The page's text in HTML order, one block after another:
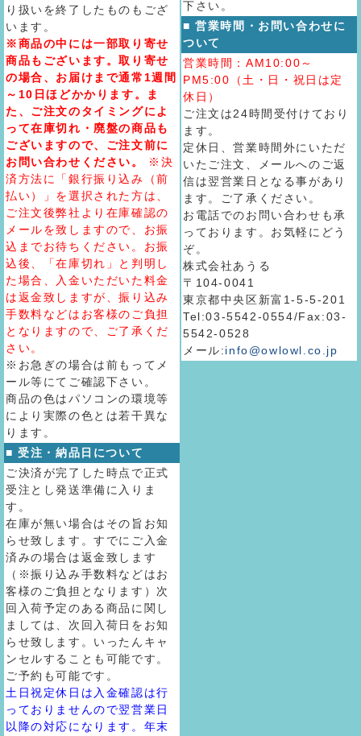
り扱いを終了したものもござ
います。
※商品の中には一部取り寄せ
商品もございます。取り寄せ
の場合、お届けまで通常1週間
～10日ほどかかります。ま
た、ご注文のタイミングによ
って在庫切れ・廃盤の商品も
ございますので、ご注文前に
お問い合わせください。
※決
済方法に「銀行振り込み（前
払い）」を選択された方は、
ご注文後弊社より在庫確認の
メールを致しますので、お振
込までお待ちください。お振
込後、「在庫切れ」と判明し
た場合、入金いただいた料金
は返金致しますが、振り込み
手数料などはお客様のご負担
となりますので、ご了承くだ
さい。
※お急ぎの場合は前もってメ
ール等にてご確認下さい。
商品の色はパソコンの環境等
により実際の色とは若干異な
ります。
■ 受注・納品日について
ご決済が完了した時点で正式
受注とし発送準備に入りま
す。
在庫が無い場合はその旨お知
らせ致します。すでにご入金
済みの場合は返金致します
（※振り込み手数料などはお
客様のご負担となります）次
回入荷予定のある商品に関し
ましては、次回入荷日をお知
らせ致します。いったんキャ
ンセルすることも可能です。
ご予約も可能です。
土日祝定休日は入金確認は行
っておりませんので翌営業日
以降の対応になります。年末
下さい。
■ 営業時間・お問い合わせに
ついて
営業時間：AM10:00～
PM5:00（土・日・祝日は定
休日）
ご注文は24時間受付けており
ます。
定休日、営業時間外にいただ
いたご注文、メールへのご返
信は翌営業日となる事があり
ます。ご了承ください。
お電話でのお問い合わせも承
っております。お気軽にどう
ぞ。
株式会社あうる
〒104-0041
東京都中央区新富1-5-5-201
Tel:03-5542-0554/Fax:03-
5542-0528
メール:info@owlowl.co.jp